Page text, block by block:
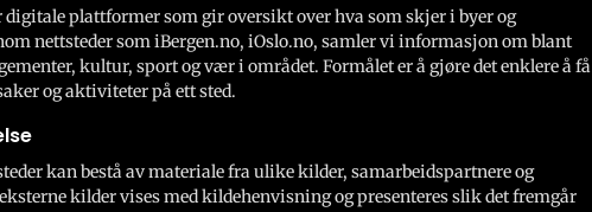
plattformer som gir oversikt over hva som skjer i byer og
nettsteder som iBergen.no, iOslo.no, samler vi informasjon om blant
kultur, sport og vær i området. Formålet er å gjøre det enklere å få
og aktiviteter på ett sted.
kan bestå av materiale fra ulike kilder, samarbeidspartnere og
kilder vises med kildehenvisning og presenteres slik det fremgår